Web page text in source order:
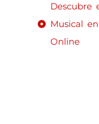
Descubre
Musical
Online